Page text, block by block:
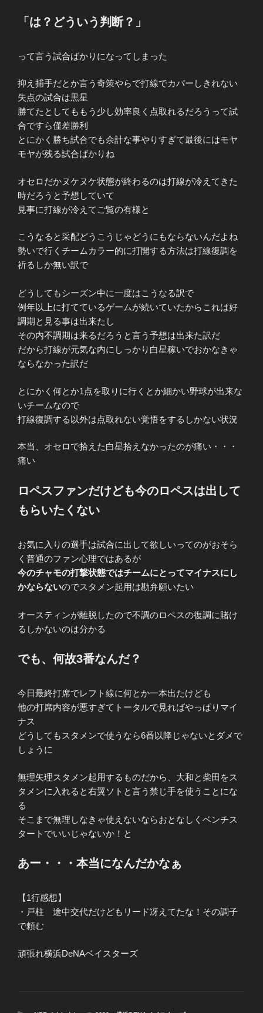
「は？どういう判断？」
って言う試合ばかりになってしまった
抑え捕手だとか言う奇策やらで打線でカバーしきれない
失点の試合は黒星
勝てたとしてももう少し効率良く点取れるだろうって試
合ですら僅差勝利
とにかく勝ち試合でも余計な事やりすぎて最後にはモヤ
モヤが残る試合ばかりね
オセロだかヌケヌケ状態が終わるのは打線が冷えてきた
時だろうと予想していて
見事に打線が冷えてご覧の有様と
こうなると采配どうこうじゃどうにもならないんだよね
勢いで行くチームカラー的に打開する方法は打線復調を
祈るしか無い訳で
どうしてもシーズン中に一度はこうなる訳で
例年以上に打てているゲームが続いていたからこれは好
調期と見る事は出来たし
その内不調期は来るだろうと言う予想は出来た訳だ
だから打線が元気な内にしっかり白星稼いでおかなきゃ
ならなかった訳だ
とにかく何とか1点を取りに行くとか細かい野球が出来な
いチームなので
打線復調する以外は点取れない覚悟をするしかない状況
本当、オセロで拾えた白星拾えなかったのが痛い・・・
痛い
ロペスファンだけども今のロペスは出して
もらいたくない
お気に入りの選手は試合に出して欲しいってのがおそら
く普通のファン心理ではあるが
今のチャモの打撃状態ではチームにとってマイナスにし
かならないのでスタメン起用は勘弁願いたい
オースティンが離脱したので不調のロペスの復調に賭け
るしかないのは分かる
でも、何故3番なんだ？
今日最終打席でレフト線に何とか一本出たけども
他の打席内容が悪すぎてトータルで見ればやっぱりマイ
ナス
どうしてもスタメンで使うなら6番以降じゃないとダメで
しょうに
無理矢理スタメン起用するものだから、大和と柴田をス
タメンに入れると右翼ソトと言う禁じ手を使うことにな
る
そこまで無理しなきゃ使えないならおとなしくベンチス
タートでいいじゃないか！と
あー・・・本当になんだかなぁ
【1行感想】
・戸柱 途中交代だけどもリード冴えてたな！その調子
で頼む
頑張れ横浜DeNAベイスターズ